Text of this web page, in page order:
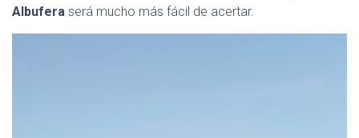
Albufera será mucho más fácil de acertar.